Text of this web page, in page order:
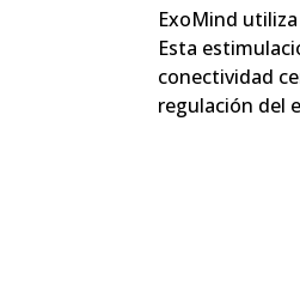
ExoMind
Esta
conectividad
regulación del